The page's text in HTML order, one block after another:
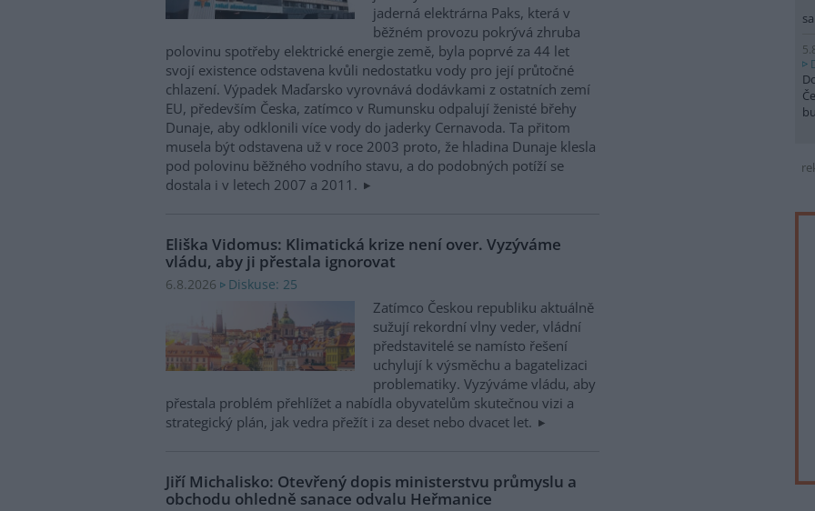
jaderná elektrárna Paks, která v
běžném provozu pokrývá zhruba
polovinu spotřeby elektrické energie země, byla poprvé za 44 let
svojí existence odstavena kvůli nedostatku vody pro její průtočné
chlazení. Výpadek Maďarsko vyrovnává dodávkami z ostatních zemí
EU, především Česka, zatímco v Rumunsku odpalují ženisté břehy
Dunaje, aby odklonili více vody do jaderky Cernavoda. Ta přitom
musela být odstavena už v roce 2003 proto, že hladina Dunaje klesla
pod polovinu běžného vodního stavu, a do podobných potíží se
dostala i v letech 2007 a 2011.
Eliška Vidomus: Klimatická krize není over. Vyzýváme
vládu, aby ji přestala ignorovat
6.8.2026 Diskuse: 25
Zatímco Českou republiku aktuálně
sužují rekordní vlny veder, vládní
představitelé se namísto řešení
uchylují k výsměchu a bagatelizaci
problematiky. Vyzýváme vládu, aby
přestala problém přehlížet a nabídla obyvatelům skutečnou vizi a
strategický plán, jak vedra přežít i za deset nebo dvacet let.
Jiří Michalisko: Otevřený dopis ministerstvu průmyslu a
obchodu ohledně sanace odvalu Heřmanice